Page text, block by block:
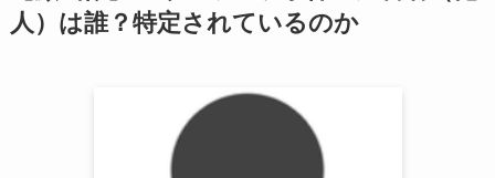
人）は誰？特定されているのか